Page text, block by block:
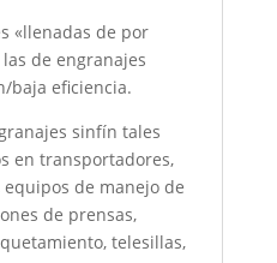
«llenadas de por
de engranajes
baja eficiencia.
sinfín tales
en transportadores,
de manejo de
de prensas,
telesillas,